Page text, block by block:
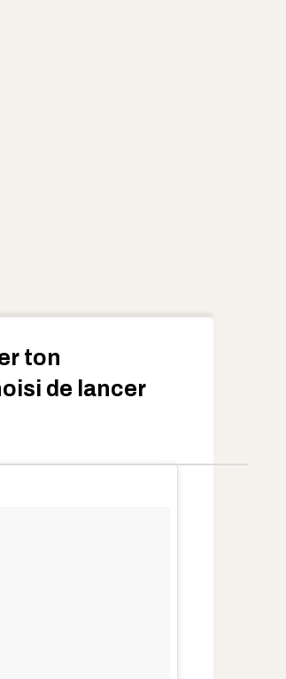
ton
de lancer